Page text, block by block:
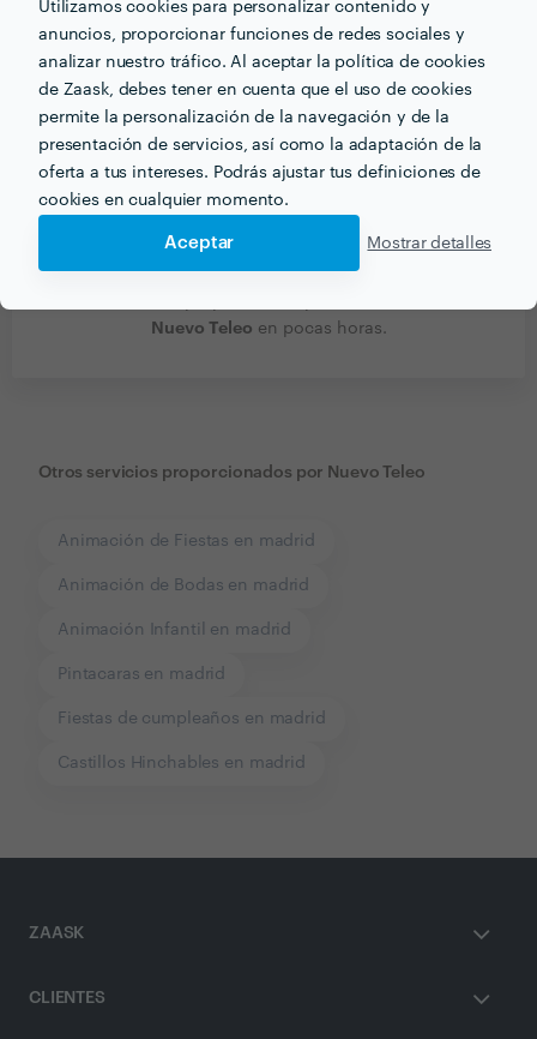
Utilizamos cookies para personalizar contenido y
anuncios, proporcionar funciones de redes sociales y
analizar nuestro tráfico. Al aceptar la política de cookies
de Zaask, debes tener en cuenta que el uso de cookies
permite la personalización de la navegación y de la
presentación de servicios, así como la adaptación de la
oferta a tus intereses. Podrás ajustar tus definiciones de
cookies en cualquier momento.
Aceptar Mostrar detalles
Nuevo Teleo en pocas horas.
Otros servicios proporcionados por Nuevo Teleo
Animación de Fiestas en madrid
Animación de Bodas en madrid
Animación Infantil en madrid
Pintacaras en madrid
Fiestas de cumpleaños en madrid
Castillos Hinchables en madrid
ZAASK
CLIENTES